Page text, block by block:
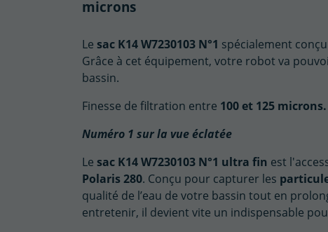
microns
Le sac K14W7230103 N°1 spécialement
Grâce à cet équipement, votre robot va
bassin.
Finesse de filtration entre 100 et 125 microns.
Numéro 1 sur la vue éclatée
Le sac K14 W7230103 N°1 ultra fin est
Polaris 280. Conçu pour capturer les
qualité de l’eau de votre bassin tout en
entretenir, il devient vite un indispensable